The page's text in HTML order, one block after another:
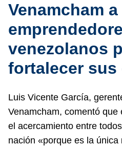
Venamcham a
venezolanos
fortalecer sus
Luis Vicente García,
Venamcham, comentó
el acercamiento entre
nación «porque es la